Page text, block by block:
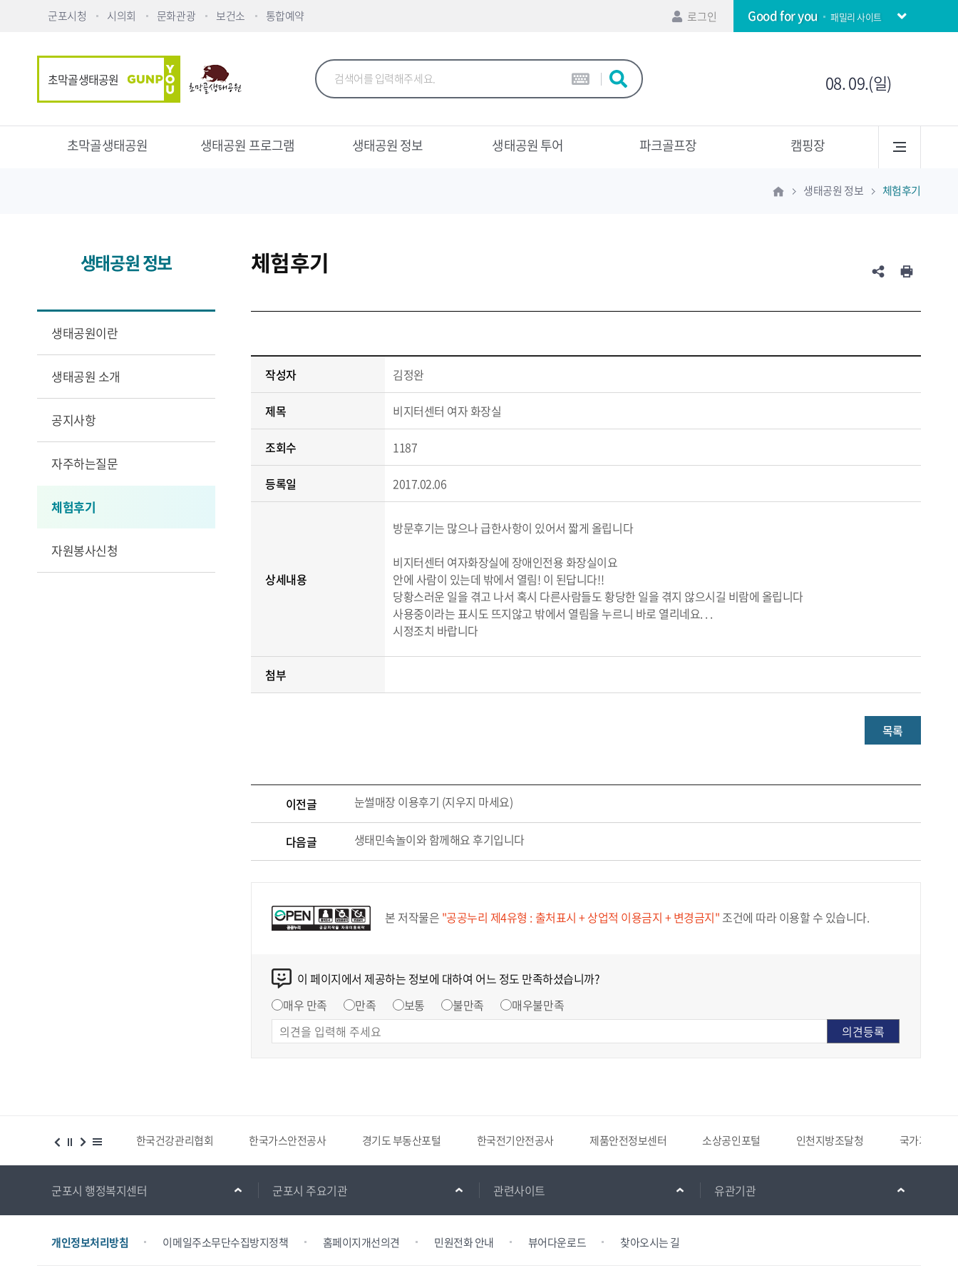
군포시청 시의회 문화관광 보건소 통합예약 로그인 Good for you 패밀리 사이트
초막골생태공원 08. 09.(일)
초막골생태공원 생태공원 프로그램 생태공원 정보 생태공원 투어 파크골프장 캠핑장
생태공원 정보 체험후기
생태공원 정보
생태공원이란
생태공원 소개
공지사항
자주하는질문
체험후기
자원봉사신청
체험후기
작성자 김정완
제목 비지터센터 여자 화장실
조회수 1187
등록일 2017.02.06
상세내용
방문후기는 많으나 급한사항이 있어서 짧게 올립니다
비지터센터 여자화장실에 장애인전용 화장실이요
안에 사람이 있는데 밖에서 열림! 이 된답니다!!
당황스러운 일을 겪고 나서 혹시 다른사람들도 황당한 일을 겪지 않으시길 비람에 올립니다
사용중이라는 표시도 뜨지않고 밖에서 열림을 누르니 바로 열리네요. . .
시정조치 바랍니다
첨부
목록
이전글 눈썰매장 이용후기 (지우지 마세요)
다음글 생태민속놀이와 함께해요 후기입니다
본 저작물은 "공공누리 제4유형 : 출처표시 + 상업적 이용금지 + 변경금지" 조건에 따라 이용할 수 있습니다.
이 페이지에서 제공하는 정보에 대하여 어느 정도 만족하셨습니까?
매우 만족
만족 보통 불만족 매우불만족
설 등 위치찾기서비스 한국건강관리협회 한국가스안전공사 경기도 부동산포털 한국전기안전공사 제품안전정보센터 소상공인포털 인천지방조달청 국가기록원
군포시 행정복지센터 군포시 주요기관 관련사이트 유관기관
개인정보처리방침 이메일주소무단수집방지정책 홈페이지개선의견 민원전화 안내 뷰어다운로드 찾아오시는 길